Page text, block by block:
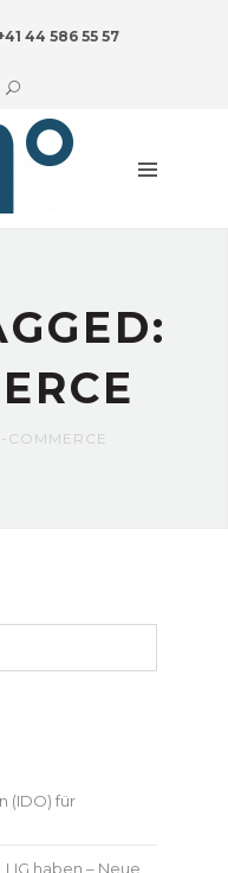
44 586 55 57
COMMERCE
(IDO) für
haben – Neue